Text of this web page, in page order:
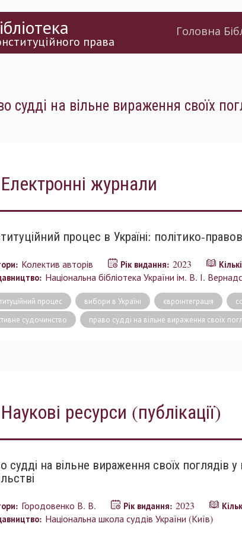
права
Головна
судді на вільне вираження своїх
Електронні журнали
процес в Україні: політико-
Колектив авторів Рік видання: 2023
Національна бібліотека України ім. В. І.
процес вибори в Україні євроінтеграція
судочинство
право судді на вільне вираження своїх
Наукові ресурси (публікації)
судді на вільне вираження своїх поглядів
Городовенко В. В. Рік видання: 2023
Національна школа суддів України (Київ)